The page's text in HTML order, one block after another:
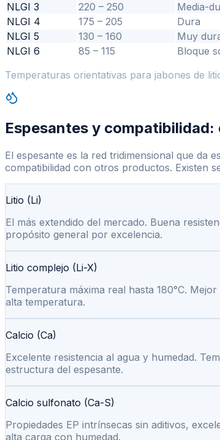
NLGI 3
220 – 250 Media-
NLGI 4
175 – 205 Dura
NLGI 5
130 – 160 Muy
NLGI 6
85 – 115 Bloque
Temperaturas orientativas para jabones de
Espesantes y
El espesante es la red tridimensional que da
compatibilidad con otros productos. Existen
Litio (Li)
El más extendido del mercado. Buena
propósito general por excelencia.
Litio complejo (Li-X)
Temperatura máxima real hasta 180°C.
alta temperatura.
Calcio (Ca)
Excelente resistencia al agua y humedad.
estructura del espesante.
Calcio sulfonato (Ca-S)
Propiedades EP intrínsecas sin aditivos,
alta carga con humedad.